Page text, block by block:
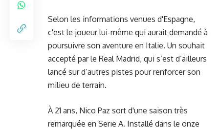
Selon les informations venues d'Espagne,
c'est le joueur lui-même qui aurait demandé à
poursuivre son aventure en Italie. Un souhait
accepté par le Real Madrid, qui s’est d’ailleurs
lancé sur d’autres pistes pour renforcer son
milieu de terrain.
À 21 ans, Nico Paz sort d'une saison très
remarquée en Serie A. Installé dans le onze